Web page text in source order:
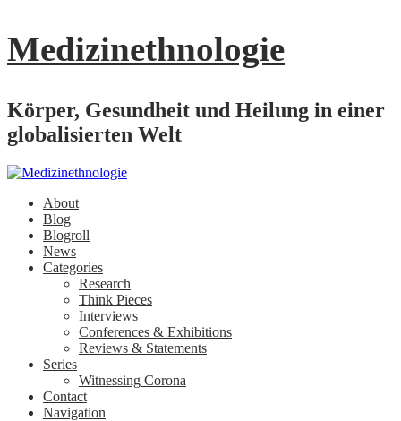
Medizinethnologie
Körper, Gesundheit und Heilung in einer
globalisierten Welt
About
Blog
Blogroll
News
Categories
Research
Think Pieces
Interviews
Conferences & Exhibitions
Reviews & Statements
Series
Witnessing Corona
Contact
Navigation